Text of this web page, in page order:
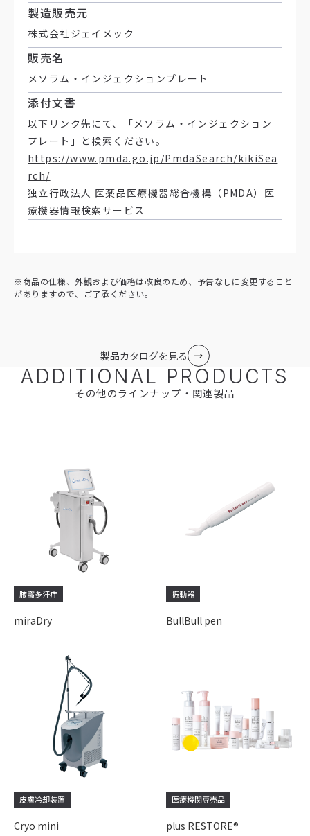
製造販売元
株式会社ジェイメック
販売名
メソラム・インジェクションプレート
添付文書
以下リンク先にて、「メソラム・インジェクション
プレート」と検索ください。
https://www.pmda.go.jp/PmdaSearch/kikiSea
rch/
独立行政法人 医薬品医療機器総合機構（PMDA）医
療機器情報検索サービス
※商品の仕様、外観および価格は改良のため、予告なしに変更すること
がありますので、ご了承ください。
製品カタログを見る
ADDITIONAL PRODUCTS
その他のラインナップ・関連製品
腋窩多汗症
miraDry
振動器
BullBull pen
皮膚冷却装置
Cryo mini
医療機関専売品
plus RESTORE®